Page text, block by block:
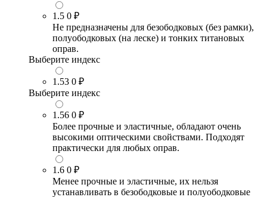
1.5 0 ₽
Не предназначены для безободковых (без рамки),
полуободковых (на леске) и тонких титановых
оправ.
Выберите индекс
1.53 0 ₽
Выберите индекс
1.56 0 ₽
Более прочные и эластичные, обладают очень
высокими оптическими свойствами. Подходят
практически для любых оправ.
1.6 0 ₽
Менее прочные и эластичные, их нельзя
устанавливать в безободковые и полуободковые